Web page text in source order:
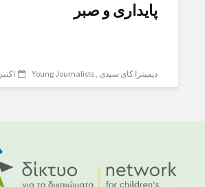
پایداری و صبر
دیمیترا کای سیدی Young Journalists اکتبر 27, 2017